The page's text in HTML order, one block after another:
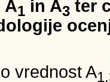
A1 in A3 ter
vrednost A